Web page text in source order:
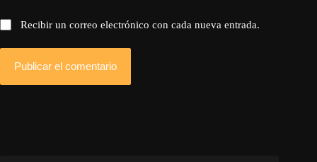
Recibir un correo electrónico con cada nueva entrada.
Publicar el comentario